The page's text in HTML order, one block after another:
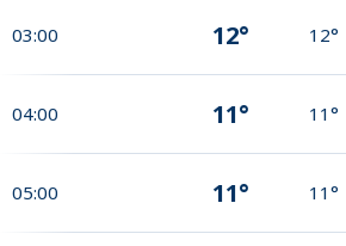
03:00 12° 12°
04:00 11° 11°
05:00 11° 11°